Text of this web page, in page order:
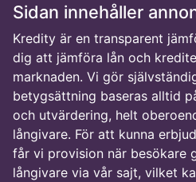
Sidan innehåller
Kredity är en transparent
dig att jämföra lån och
marknaden. Vi gör
betygsättning baseras alltid
och utvärdering, helt
långivare. För att kunna
får vi provision när besökare
långivare via vår sajt, vilket